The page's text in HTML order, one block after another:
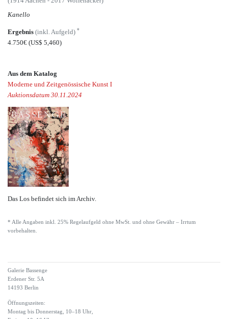
Kanello
Ergebnis (inkl. Aufgeld) *
4.750€ (US$ 5,460)
Aus dem Katalog
Moderne und Zeitgenössische Kunst I
Auktionsdatum 30.11.2024
Das Los befindet sich im Archiv.
* Alle Angaben inkl. 25% Regelaufgeld ohne MwSt. und ohne Gewähr – Irrtum
vorbehalten.
Galerie Bassenge
Erdener Str. 5A
14193 Berlin
Öffnungszeiten:
Montag bis Donnerstag, 10–18 Uhr,